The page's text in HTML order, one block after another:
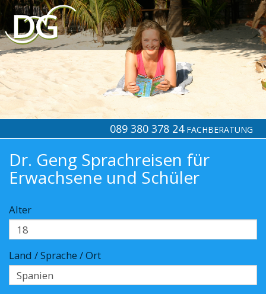
089 380 378 24 FACHBERATUNG
Dr. Geng Sprachreisen für
Erwachsene und Schüler
Alter
Land / Sprache / Ort